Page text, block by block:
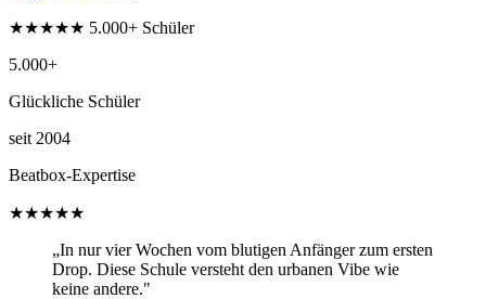
★★★★★ 5.000+ Schüler
5.000+
Glückliche Schüler
seit 2004
Beatbox-Expertise
★★★★★
„In nur vier Wochen vom blutigen Anfänger zum ersten
Drop. Diese Schule versteht den urbanen Vibe wie
keine andere."